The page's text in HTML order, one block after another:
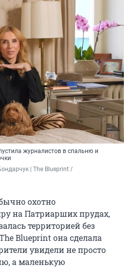
журналистов в спальню и
| The Blueprint /
охотно
на Патриарших прудах,
территорией без
Blueprint она сделала
увидели не просто
а маленькую